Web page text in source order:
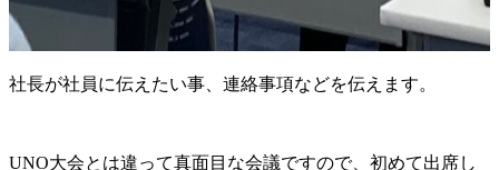
社長が社員に伝えたい事、連絡事項などを伝えます。
UNO大会とは違って真面目な会議ですので、初めて出席し